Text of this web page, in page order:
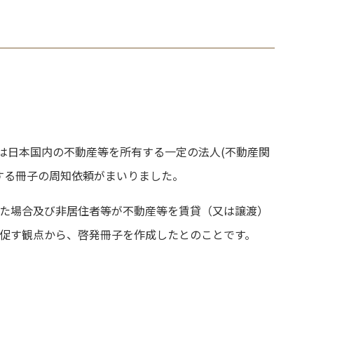
本国内の不動産等を所有する一定の法人(不動産関
冊子の周知依頼がまいりました。
合及び非居住者等が不動産等を賃貸（又は譲渡）
観点から、啓発冊子を作成したとのことです。